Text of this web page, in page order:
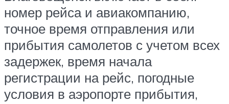
номер рейса и авиакомпанию,
точное время отправления или
прибытия самолетов с учетом всех
задержек, время начала
регистрации на рейс, погодные
условия в аэропорте прибытия,